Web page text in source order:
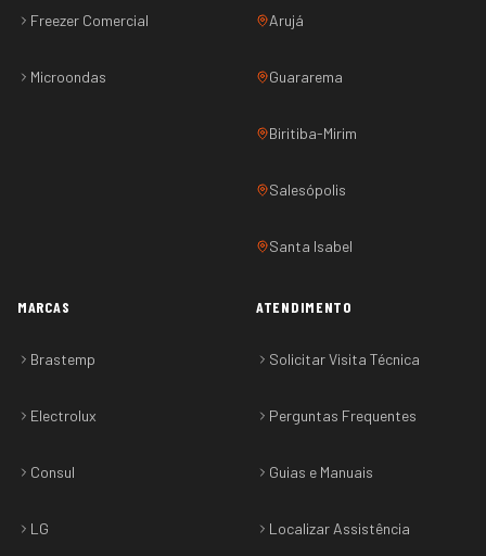
Freezer Comercial
Microondas
Arujá
Guararema
Biritiba-Mirim
Salesópolis
Santa Isabel
MARCAS
Brastemp
Electrolux
Consul
LG
ATENDIMENTO
Solicitar Visita Técnica
Perguntas Frequentes
Guias e Manuais
Localizar Assistência